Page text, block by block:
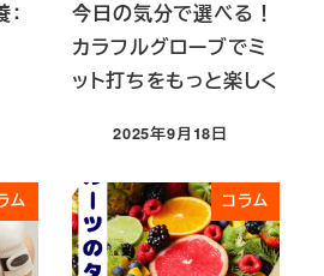
今日の気分で選べる！
カラフルグローブでミ
ット打ちをもっと楽しく
投稿日
2025年9月18日
ム コラム